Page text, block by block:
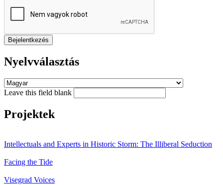
Nyelvválasztás
Leave this field blank
Projektek
Intellectuals and Experts in Historic Storm: The Illiberal Seduction
Facing the Tide
Visegrad Voices